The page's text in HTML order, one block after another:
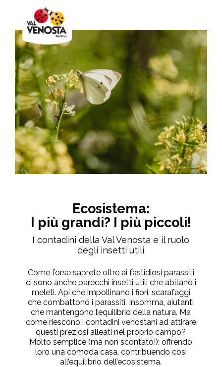
Ecosistema:
I più grandi? I più piccoli!
I contadini della Val Venosta e il ruolo
degli insetti utili
Come forse saprete oltre ai fastidiosi parassiti
ci sono anche parecchi insetti utili che abitano i
meleti. Api che impollinano i fiori, scarafaggi
che combattono i parassiti. Insomma, aiutanti
che mantengono l’equilibrio della natura. Ma
come riescono i contadini venostani ad attirare
questi preziosi alleati nel proprio campo?
Molto semplice (ma non scontato!): offrendo
loro una comoda casa, contribuendo così
all’equilibrio dell’ecosistema.